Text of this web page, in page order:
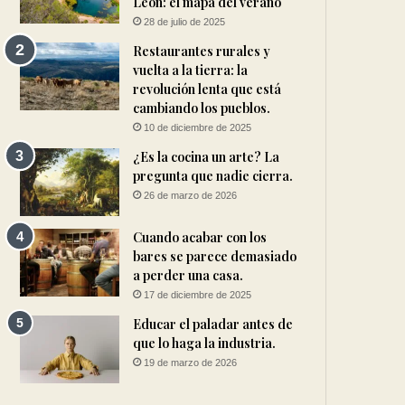
28 de julio de 2025
Restaurantes rurales y
vuelta a la tierra: la
revolución lenta que está
cambiando los pueblos.
10 de diciembre de 2025
¿Es la cocina un arte? La
pregunta que nadie cierra.
26 de marzo de 2026
Cuando acabar con los
bares se parece demasiado
a perder una casa.
17 de diciembre de 2025
Educar el paladar antes de
que lo haga la industria.
19 de marzo de 2026